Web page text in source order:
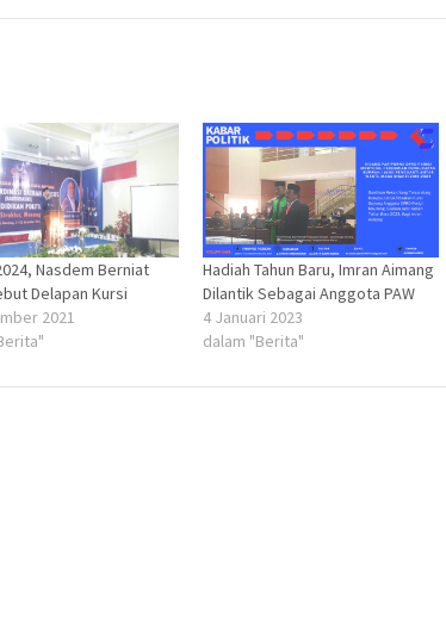
Nasdem Berniat
Delapan Kursi
2021
Hadiah Tahun Baru, Imran Aimang
Dilantik Sebagai Anggota PAW
4 Januari 2023
dalam "Berita"